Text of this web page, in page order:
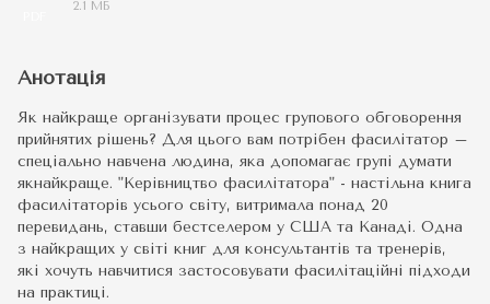
2.1 МБ
Анотація
Як найкраще організувати процес групового обговорення
прийнятих рішень? Для цього вам потрібен фасилітатор –
спеціально навчена людина, яка допомагає групі думати
якнайкраще. "Керівництво фасилітатора" - настільна книга
фасилітаторів усього світу, витримала понад 20
перевидань, ставши бестселером у США та Канаді. Одна
з найкращих у світі книг для консультантів та тренерів,
які хочуть навчитися застосовувати фасилітаційні підходи
на практиці.